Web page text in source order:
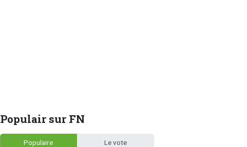
Populair sur FN
Populaire Le vote